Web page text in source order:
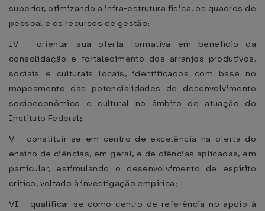
superior, otimizando a infra-estrutura física, os quadros de
pessoal e os recursos de gestão;
IV - orientar sua oferta formativa em benefício da
consolidação e fortalecimento dos arranjos produtivos,
sociais e culturais locais, identificados com base no
mapeamento das potencialidades de desenvolvimento
socioeconômico e cultural no âmbito de atuação do
Instituto Federal;
V - constituir-se em centro de excelência na oferta do
ensino de ciências, em geral, e de ciências aplicadas, em
particular, estimulando o desenvolvimento de espírito
crítico, voltado à investigação empírica;
VI - qualificar-se como centro de referência no apoio à